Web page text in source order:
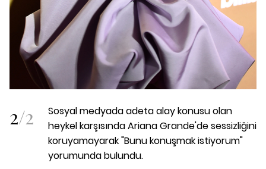
2/2
Sosyal medyada adeta alay konusu olan
heykel karşısında Ariana Grande'de sessizliğini
koruyamayarak "Bunu konuşmak istiyorum"
yorumunda bulundu.